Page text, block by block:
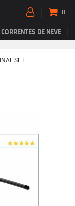
CORRENTES DE NEVE
0
SET